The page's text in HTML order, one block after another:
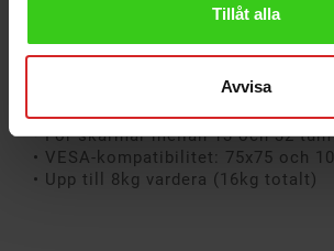
Tillåt alla
Avvisa
• Lutning: ±45°
• Inbyggd kabelhantering
• Armförlängning: Upp till 46 cm
• För skärmar mellan 13 och 32 tum
• VESA-kompatibilitet: 75x75 och
• Upp till 8kg vardera (16kg totalt)